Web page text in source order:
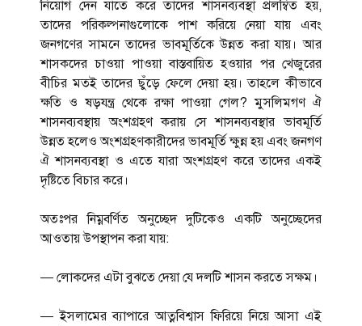
নিয়োগ দেন যাতে করে তাদের শাসনব্যবস্থা প্রলম্বিত হয়,
তাদের পরিকল্পনাগুলোকে পাশ করিয়ে নেয়া যায় এবং
জনগণের সামনে তাদের ভাবমূর্তিকে উন্নত করা যায়। আর
শাসকদের চাওয়া পাওয়া বাস্তবায়িত হওয়ার পর খেজুরের
বীচির মতই তাদের ছুঁড়ে ফেলে দেয়া হয়। তাহলে কীভাবে
ক্ষতি ও ষড়যন্ত্র থেকে রক্ষা পাওয়া গেল? মুসলিমগণ ঐ
শাসনব্যবস্থায় অংশগ্রহণ করায় সে শাসনব্যবস্থার ভাবমূর্তি
উন্নত হলেও অংশগ্রহণকারীদের ভাবমূর্তি ক্ষুন্ন হয় এবং জনগণ
ঐ শাসনব্যবস্থা ও এতে যারা অংশগ্রহণ করে তাদের একই
দৃষ্টিতে বিচার করে।
অতঃপর নিম্নবর্ণিত অনুচ্ছেদ দুটিকেও একটি অনুচ্ছেদের
আওতায় উপস্থাপন করা যায়:
— লোকদের এটা বুঝতে দেয়া যে দলটি শাসন করতে সক্ষম।
— ইসলামের ব্যাপারে আত্নবিশ্বাস ফিরিয়ে নিয়ে আসা এই